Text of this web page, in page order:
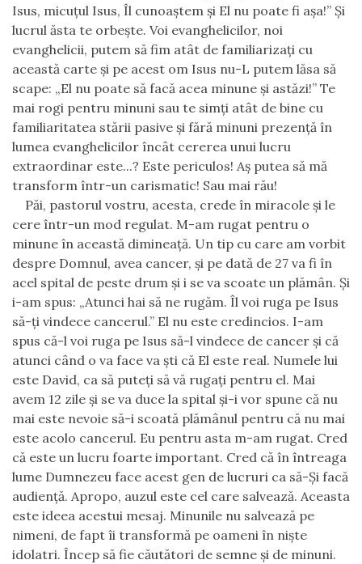
Isus, micuţul Isus, Îl cunoaştem şi El nu poate fi aşa!” Şi
lucrul ăsta te orbeşte. Voi evanghelicilor, noi
evanghelicii, putem să fim atât de familiarizaţi cu
această carte şi pe acest om Isus nu-L putem lăsa să
scape: „El nu poate să facă acea minune şi astăzi!” Te
mai rogi pentru minuni sau te simţi atât de bine cu
familiaritatea stării pasive şi fără minuni prezenţă în
lumea evanghelicilor încât cererea unui lucru
extraordinar este...? Este periculos! Aş putea să mă
transform într-un carismatic! Sau mai rău!
Păi, pastorul vostru, acesta, crede în miracole şi le
cere într-un mod regulat. M-am rugat pentru o
minune în această dimineaţă. Un tip cu care am vorbit
despre Domnul, avea cancer, şi pe dată de 27 va fi în
acel spital de peste drum şi i se va scoate un plămân. Şi
i-am spus: „Atunci hai să ne rugăm. Îl voi ruga pe Isus
să-ţi vindece cancerul.” El nu este credincios. I-am
spus că-l voi ruga pe Isus să-l vindece de cancer şi că
atunci când o va face va şti că El este real. Numele lui
este David, ca să puteţi să vă rugaţi pentru el. Mai
avem 12 zile şi se va duce la spital şi-i vor spune că nu
mai este nevoie să-i scoată plămânul pentru că nu mai
este acolo cancerul. Eu pentru asta m-am rugat. Cred
că este un lucru foarte important. Cred că în întreaga
lume Dumnezeu face acest gen de lucruri ca să-Şi facă
audienţă. Apropo, auzul este cel care salvează. Aceasta
este ideea acestui mesaj. Minunile nu salvează pe
nimeni, de fapt îi transformă pe oameni în niște
idolatri. Încep să fie căutători de semne şi de minuni.